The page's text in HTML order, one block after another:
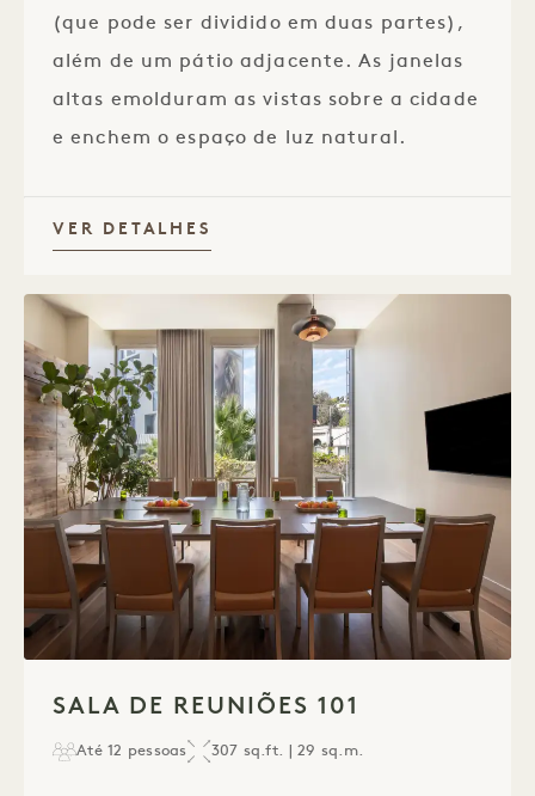
(que pode ser dividido em duas partes),
além de um pátio adjacente. As janelas
altas emolduram as vistas sobre a cidade
e enchem o espaço de luz natural.
VER DETALHES
SALA DE REUNIÕES 101
Até 12 pessoas 307 sq.ft. | 29 sq.m.